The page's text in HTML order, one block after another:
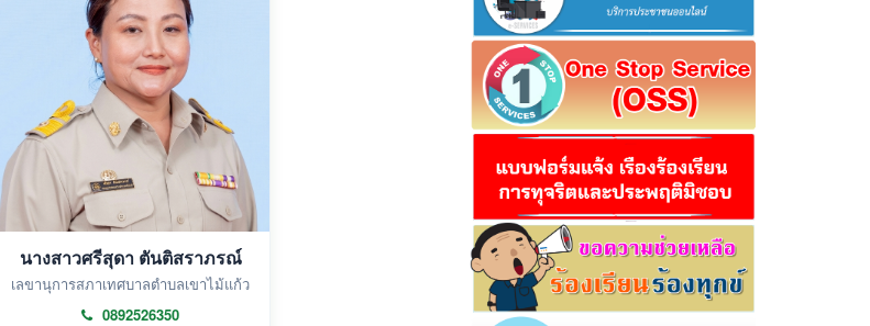
นางสาวศรีสุดา ตันติสราภรณ์
เลขานุการสภาเทศบาลตำบลเขาไม้แก้ว
0892526350